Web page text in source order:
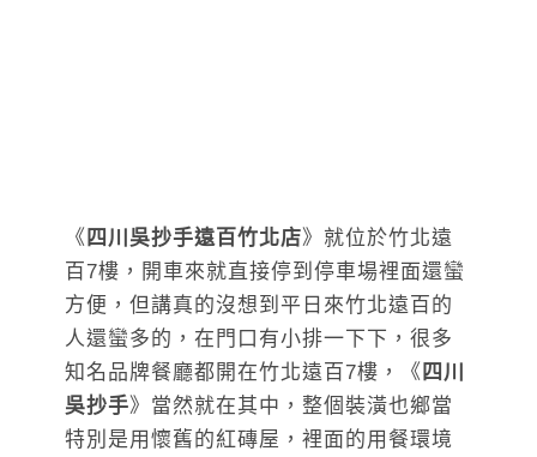
《 四川吳抄手遠百竹北店》就位於竹北遠
百7樓，開車來就直接停到停車場裡面還蠻
方便，但講真的沒想到平日來竹北遠百的
人還蠻多的，在門口有小排一下下，很多
知名品牌餐廳都開在竹北遠百7樓，《 四川
吳抄手》當然就在其中，整個裝潢也鄉當
特別是用懷舊的紅磚屋，裡面的用餐環境